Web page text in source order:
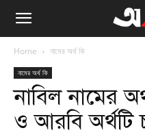
Home নামের অর্থ কি
নামের অর্থ কি
নাবিল নামের
ও আরবি অর্থটি